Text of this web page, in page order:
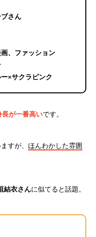
さん
、ファッション
×サクラピンク
が一番高いです。
すが、 ほんわかした雰囲
結衣さんに似てると話題。